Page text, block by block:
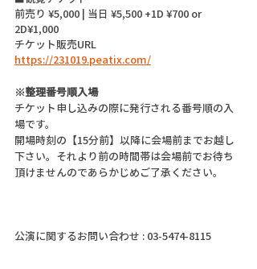
前売り ¥5,000 | 当日 ¥5,500 +1D ¥700 or
2D¥1,000
チケット販売URL
https://231019.peatix.com/
※整理番号順入場
チケット申し込みの際に発行される番号順の入
場です。
開場時刻の【15分前】以降に会場前までお越し
下さい。それより前の時間帯は会場前でお待ち
頂けませんのであらかじめご了承ください。
公演に関するお問い合わせ : 03-5474-8115